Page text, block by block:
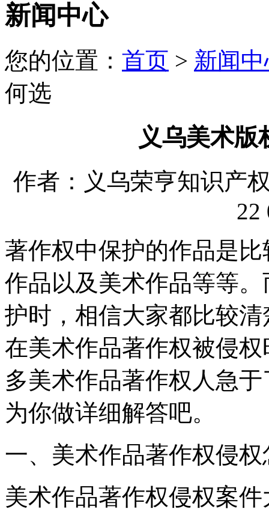
新闻中心
您的位置： 首页 > 新闻
何选
义乌美术版
作者：义乌荣亨知识产
22
著作权中保护的作品是
作品以及美术作品等等
护时，相信大家都比较
在美术作品著作权被侵
多美术作品著作权人急
为你做详细解答吧。
一、美术作品著作权侵
美术作品著作权侵权案